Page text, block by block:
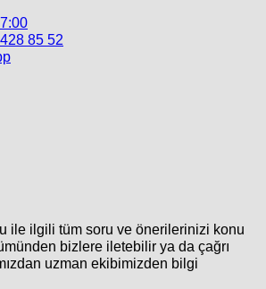
85 52
ile ilgili tüm soru ve önerilerinizi konu
bizlere iletebilir ya da çağrı
uzman ekibimizden bilgi